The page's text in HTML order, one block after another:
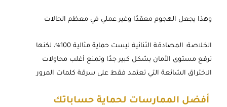
وهذا يجعل الهجوم معقدًا وغير عملي في معظم الحالات
الخلاصة: المصادقة الثنائية ليست حماية مثالية 100%، لكنها
ترفع مستوى الأمان بشكل كبير جدًا وتمنع أغلب محاولات
الاختراق الشائعة التي تعتمد فقط على سرقة كلمات المرور
أفضل الممارسات لحماية حساباتك